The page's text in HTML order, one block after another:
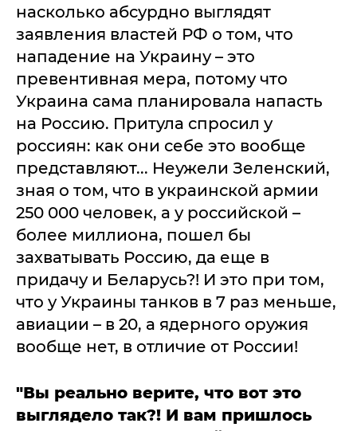
насколько абсурдно выглядят
заявления властей РФ о том, что
нападение на Украину – это
превентивная мера, потому что
Украина сама планировала напасть
на Россию. Притула спросил у
россиян: как они себе это вообще
представляют... Неужели Зеленский,
зная о том, что в украинской армии
250 000 человек, а у российской –
более миллиона, пошел бы
захватывать Россию, да еще в
придачу и Беларусь?! И это при том,
что у Украины танков в 7 раз меньше,
авиации – в 20, а ядерного оружия
вообще нет, в отличие от России!
"Вы реально верите, что вот это
выглядело так?! И вам пришлось